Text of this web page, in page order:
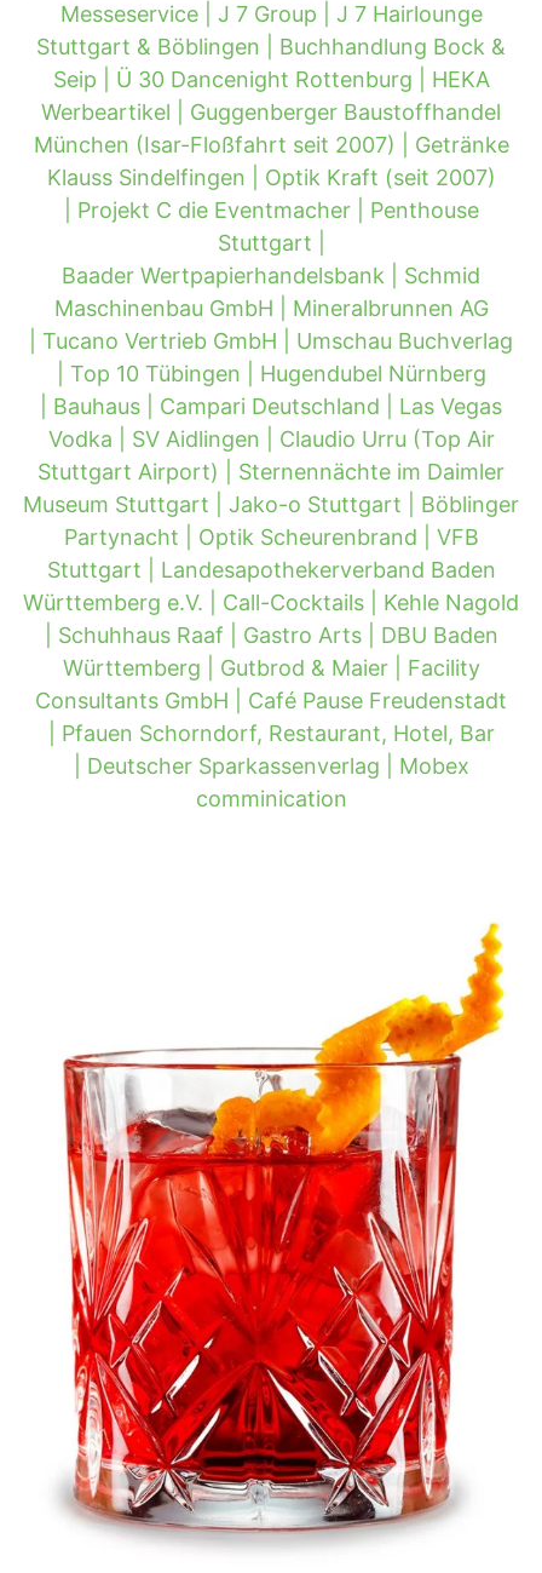
Messeservice | J 7 Group | J 7 Hairlounge
Stuttgart & Böblingen | Buchhandlung Bock &
Seip | Ü 30 Dancenight Rottenburg | HEKA
Werbeartikel | Guggenberger Baustoffhandel
München (Isar-Floßfahrt seit 2007) | Getränke
Klauss Sindelfingen | Optik Kraft (seit 2007)
Projekt C die Eventmacher | Penthouse
Stuttgart |
Baader Wertpapierhandelsbank | Schmid
Maschinenbau GmbH | Mineralbrunnen AG
Tucano Vertrieb GmbH | Umschau Buchverlag
Top 10 Tübingen | Hugendubel Nürnberg
Bauhaus | Campari Deutschland | Las Vegas
Vodka | SV Aidlingen | Claudio Urru (Top Air
Stuttgart Airport) | Sternennächte im Daimler
Museum Stuttgart | Jako-o Stuttgart | Böblinger
Partynacht | Optik Scheurenbrand | VFB
Stuttgart | Landesapothekerverband Baden
Württemberg e.V. | Call-Cocktails | Kehle Nagold
Schuhhaus Raaf | Gastro Arts | DBU Baden
Württemberg | Gutbrod & Maier | Facility
Consultants GmbH | Café Pause Freudenstadt
Pfauen Schorndorf, Restaurant, Hotel, Bar
Deutscher Sparkassenverlag | Mobex
comminication